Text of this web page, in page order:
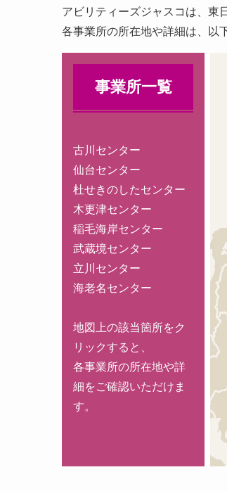
アビリティーズジャスコは、東
各事業所の所在地や詳細は、以
事業所一覧
古川センター
仙台センター
杜せきのしたセンター
木更津センター
稲毛海岸センター
武蔵境センター
立川センター
海老名センター
地図上の該当箇所をク
リックすると、
各事業所の所在地や詳
細をご確認いただけま
す。